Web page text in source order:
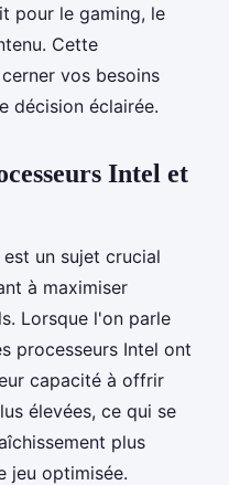
pour le gaming, le
Cette
vos besoins
décision éclairée.
Intel et
est un sujet crucial
à maximiser
Lorsque l'on parle
processeurs Intel ont
capacité à offrir
élevées, ce qui se
plus
jeu optimisée.